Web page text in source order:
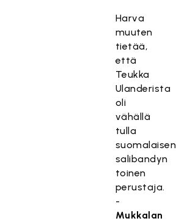
Harva
muuten
tietää,
että
Teukka
Ulanderista
oli
vähällä
tulla
suomalaisen
salibandyn
toinen
perustaja.
-
Mukkalan